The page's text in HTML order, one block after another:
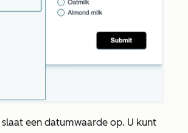
slaat een datumwaarde op. U kunt